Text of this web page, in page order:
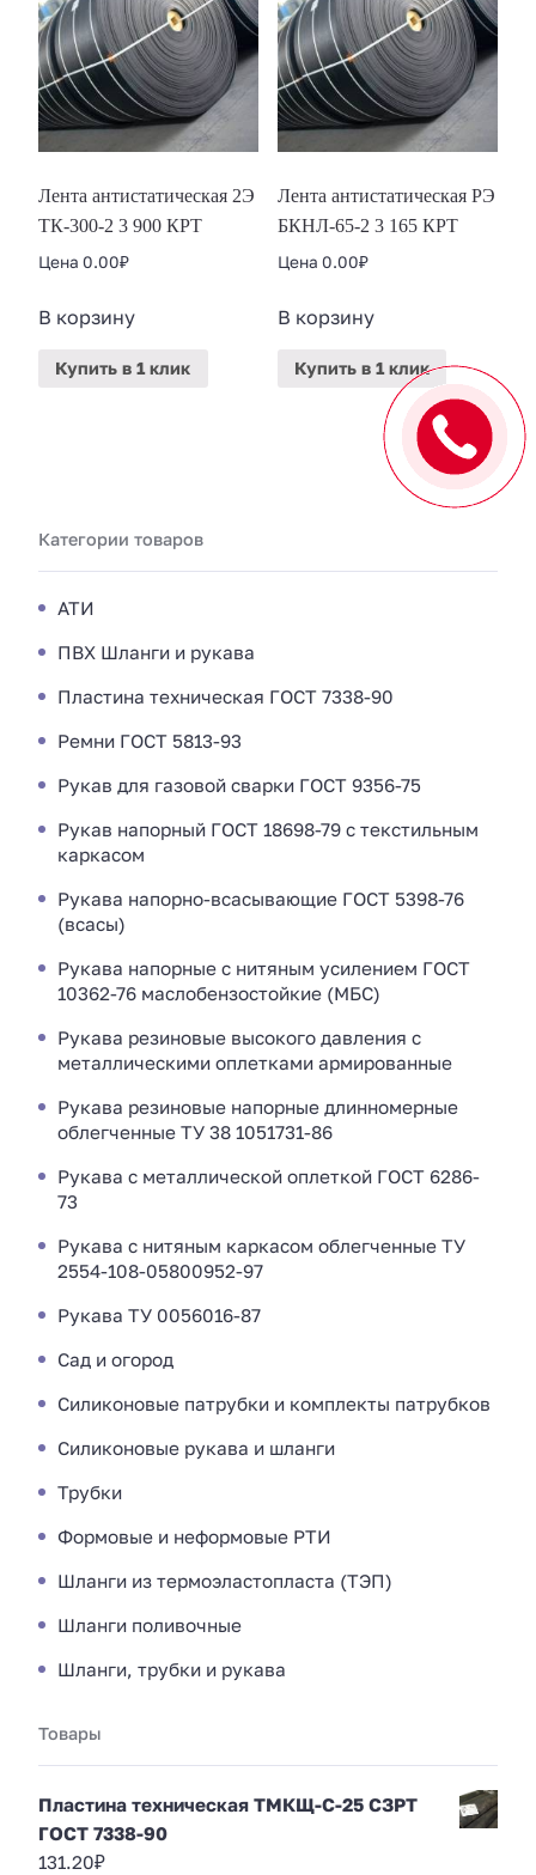
Лента антистатическая 2Э
ТК-300-2 3 900 КРТ
Цена 0.00₽
В корзину
Купить в 1 клик
Лента антистатическая РЭ
БКНЛ-65-2 3 165 КРТ
Цена 0.00₽
В корзину
Купить в 1 клик
Категории товаров
АТИ
ПВХ Шланги и рукава
Пластина техническая ГОСТ 7338-90
Ремни ГОСТ 5813-93
Рукав для газовой сварки ГОСТ 9356-75
Рукав напорный ГОСТ 18698-79 с текстильным
каркасом
Рукава напорно-всасывающие ГОСТ 5398-76
(всасы)
Рукава напорные с нитяным усилением ГОСТ
10362-76 маслобензостойкие (МБС)
Рукава резиновые высокого давления с
металлическими оплетками армированные
Рукава резиновые напорные длинномерные
облегченные ТУ 38 1051731-86
Рукава с металлической оплеткой ГОСТ 6286-
73
Рукава с нитяным каркасом облегченные ТУ
2554-108-05800952-97
Рукава ТУ 0056016-87
Сад и огород
Силиконовые патрубки и комплекты патрубков
Силиконовые рукава и шланги
Трубки
Формовые и неформовые РТИ
Шланги из термоэластопласта (ТЭП)
Шланги поливочные
Шланги, трубки и рукава
Товары
Пластина техническая ТМКЩ-С-25 СЗРТ
ГОСТ 7338-90
131.20₽